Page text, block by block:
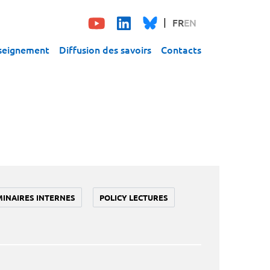
FREN
Diffusion des savoirs Contacts
INTERNES POLICY LECTURES